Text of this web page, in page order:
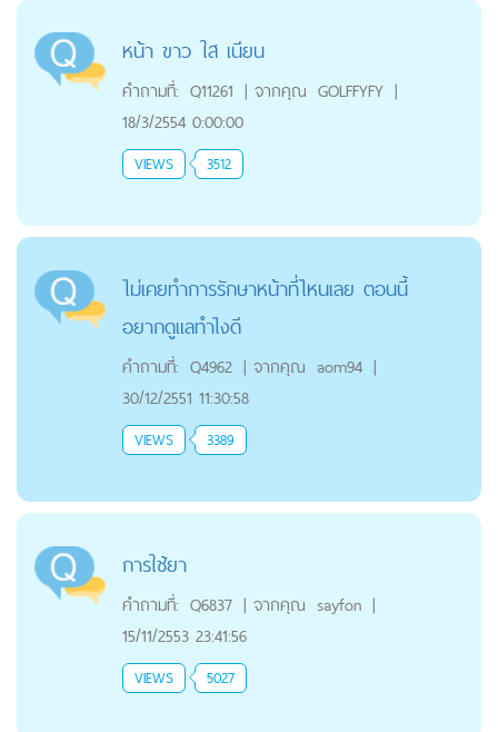
หน้า ขาว ใส เนียน
คำถามที่: Q11261 | จากคุณ GOLFFYFY |
18/3/2554 0:00:00
VIEWS 3512
ไม่เคยทำการรักษาหน้าที่ไหนเลย ตอนนี้
อยากดูแลทำไงดี
คำถามที่: Q4962 | จากคุณ aom94 |
30/12/2551 11:30:58
VIEWS 3389
การใช้ยา
คำถามที่: Q6837 | จากคุณ sayfon |
15/11/2553 23:41:56
VIEWS 5027